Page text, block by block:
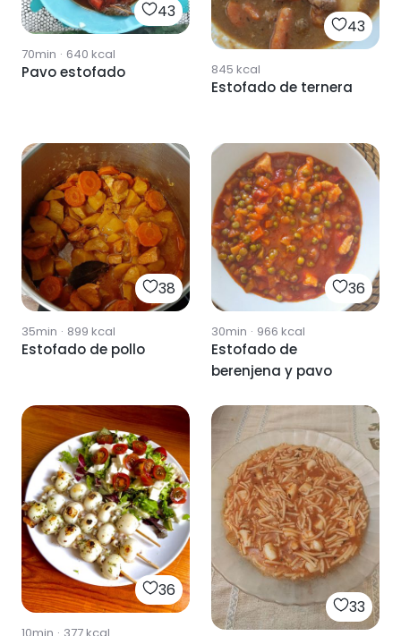
43
70min · 640 kcal
Pavo estofado
43
845 kcal
Estofado de ternera
38
35min · 899 kcal
Estofado de pollo
36
30min · 966 kcal
Estofado de
berenjena y pavo
36
33